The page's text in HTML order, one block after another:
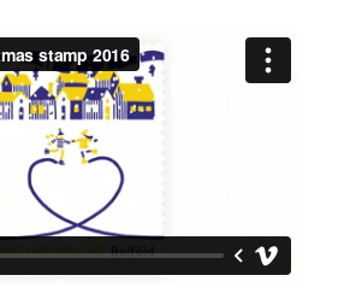
2016 from Boglárka Nádi on Vimeo.